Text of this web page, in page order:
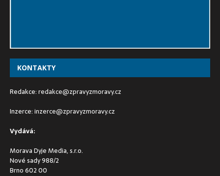
KONTAKTY
Redakce:redakce@zpravyzmoravy.cz
Inzerce:inzerce@zpravyzmoravy.cz
Vydává:
Morava Dyje Media, s.r.o.
Nové sady 988/2
Brno 602 00